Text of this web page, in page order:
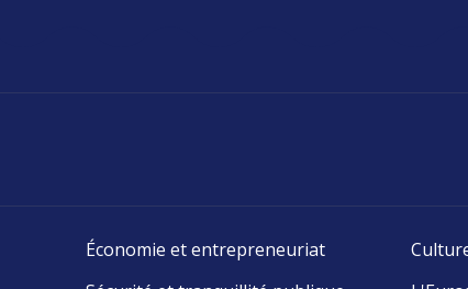
Économie et entrepreneuriat